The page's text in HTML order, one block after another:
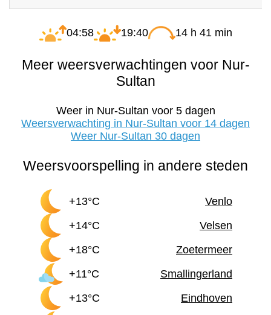
04:58 19:40 14 h 41 min
Meer weersverwachtingen voor Nur-
Sultan
Weer in Nur-Sultan voor 5 dagen
Weersverwachting in Nur-Sultan voor 14 dagen
Weer Nur-Sultan 30 dagen
Weersvoorspelling in andere steden
+13°C
Venlo
+14°C
Velsen
+18°C
Zoetermeer
+11°C
Smallingerland
+13°C
Eindhoven